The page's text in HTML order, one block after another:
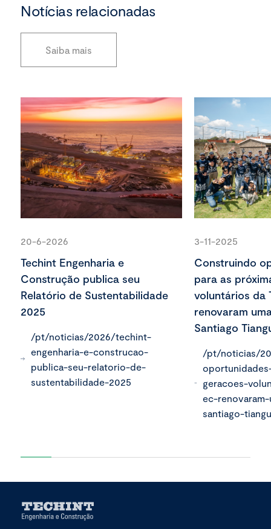
Notícias relacionadas
Saiba mais
20-6-2026
Techint Engenharia e
Construção publica seu
Relatório de Sustentabilidade
2025
/pt/noticias/2026/techint-
engenharia-e-construcao-
publica-seu-relatorio-de-
sustentabilidade-2025
3-11-2025
Construindo
para as
voluntários da
renovaram
Santiago
/pt/noticias/
geracoes-
ec-
santiago-